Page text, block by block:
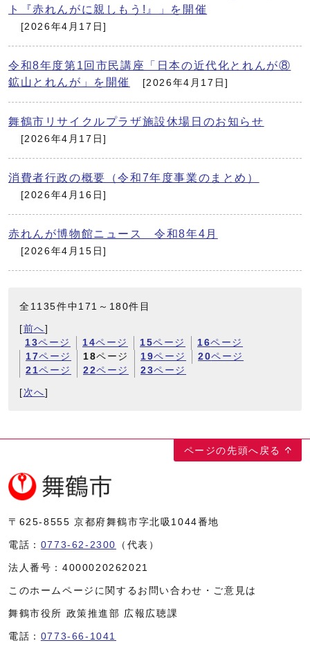
ト『赤れんがに親しもう!』」を開催
[2026年4月17日]
令和8年度第1回市民講座「日本の近代化とれんが⑧
鉱山とれんが」を開催
[2026年4月17日]
舞鶴市リサイクルプラザ施設休場日のお知らせ
[2026年4月17日]
消費者行政の概要（令和7年度事業のまとめ）
[2026年4月16日]
赤れんが博物館ニュース 令和8年4月
[2026年4月15日]
全1135件中171～180件目
[前へ]
13ページ 14ページ 15ページ 16ページ
17ページ 18ページ 19ページ 20ページ
21ページ 22ページ 23ページ
[ 次へ]
ページの先頭へ戻る
〒625-8555 京都府舞鶴市字北吸1044番地
電話： 0773-62-2300 （代表）
法人番号： 4000020262021
このホームページに関するお問い合わせ・ご意見は
舞鶴市役所 政策推進部 広報広聴課
電話： 0773-66-1041